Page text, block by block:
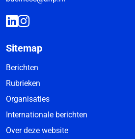
Sitemap
Berichten
Rubrieken
Organisaties
Internationale berichten
Over deze website